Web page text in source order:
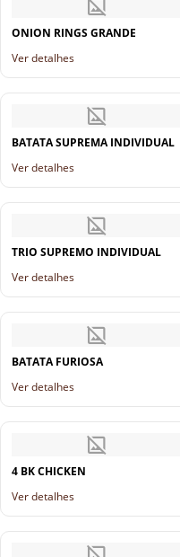
ONION RINGS GRANDE
Ver detalhes
BATATA SUPREMA INDIVIDUAL
Ver detalhes
TRIO SUPREMO INDIVIDUAL
Ver detalhes
BATATA FURIOSA
Ver detalhes
4 BK CHICKEN
Ver detalhes